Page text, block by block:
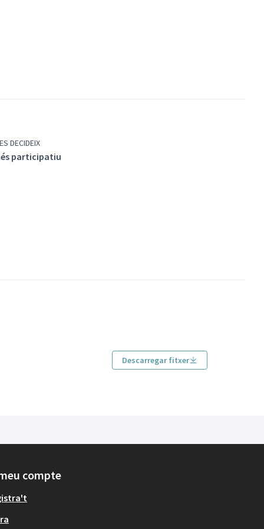
DECIDEIX
participatiu
Descarregar fitxer
compte